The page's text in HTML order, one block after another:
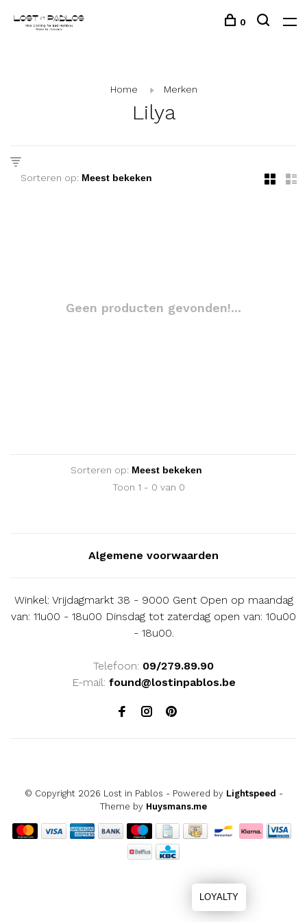
0
Home Merken
Lilya
Sorteren op:
Geen producten gevonden!...
Sorteren op:
Toon 1 - 0 van 0
Algemene voorwaarden
Winkel: Vrijdagmarkt 38 - 9000 Gent Open op maandag
van: 11u00 - 18u00 Dinsdag tot zaterdag open van: 10u00
- 18u00.
Telefoon: 09/279.89.90
E-mail: found@lostinpablos.be
© Copyright 2026 Lost in Pablos - Powered by Lightspeed -
Theme by Huysmans.me
LOYALTY